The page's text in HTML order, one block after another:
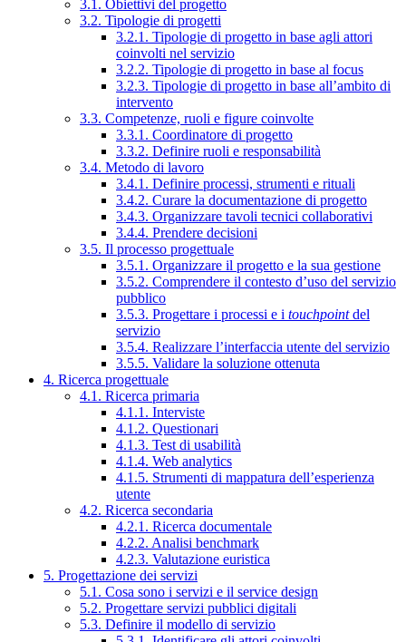
3.1. Obiettivi del progetto
3.2. Tipologie di progetti
3.2.1. Tipologie di progetto in base agli attori
coinvolti nel servizio
3.2.2. Tipologie di progetto in base al focus
3.2.3. Tipologie di progetto in base all’ambito di
intervento
3.3. Competenze, ruoli e figure coinvolte
3.3.1. Coordinatore di progetto
3.3.2. Definire ruoli e responsabilità
3.4. Metodo di lavoro
3.4.1. Definire processi, strumenti e rituali
3.4.2. Curare la documentazione di progetto
3.4.3. Organizzare tavoli tecnici collaborativi
3.4.4. Prendere decisioni
3.5. Il processo progettuale
3.5.1. Organizzare il progetto e la sua gestione
3.5.2. Comprendere il contesto d’uso del servizio
pubblico
3.5.3. Progettare i processi e i touchpointdel
servizio
3.5.4. Realizzare l’interfaccia utente del servizio
3.5.5. Validare la soluzione ottenuta
4. Ricerca progettuale
4.1. Ricerca primaria
4.1.1. Interviste
4.1.2. Questionari
4.1.3. Test di usabilità
4.1.4. Web analytics
4.1.5. Strumenti di mappatura dell’esperienza
utente
4.2. Ricerca secondaria
4.2.1. Ricerca documentale
4.2.2. Analisi benchmark
4.2.3. Valutazione euristica
5. Progettazione dei servizi
5.1. Cosa sono i servizi e il service design
5.2. Progettare servizi pubblici digitali
5.3. Definire il modello di servizio